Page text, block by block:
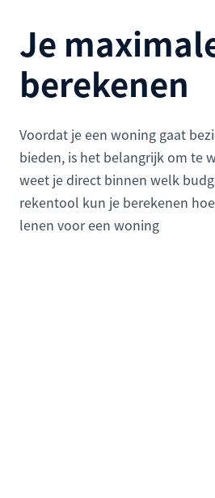
Je
berekenen
Voordat je een woning gaat
bieden, is het belangrijk om te
weet je direct binnen welk
rekentool kun je berekenen
lenen voor een woning